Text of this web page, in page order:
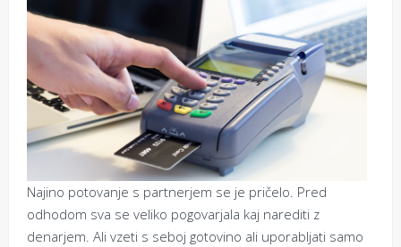
Najino potovanje s partnerjem se je pričelo. Pred
odhodom sva se veliko pogovarjala kaj narediti z
denarjem. Ali vzeti s seboj gotovino ali uporabljati samo